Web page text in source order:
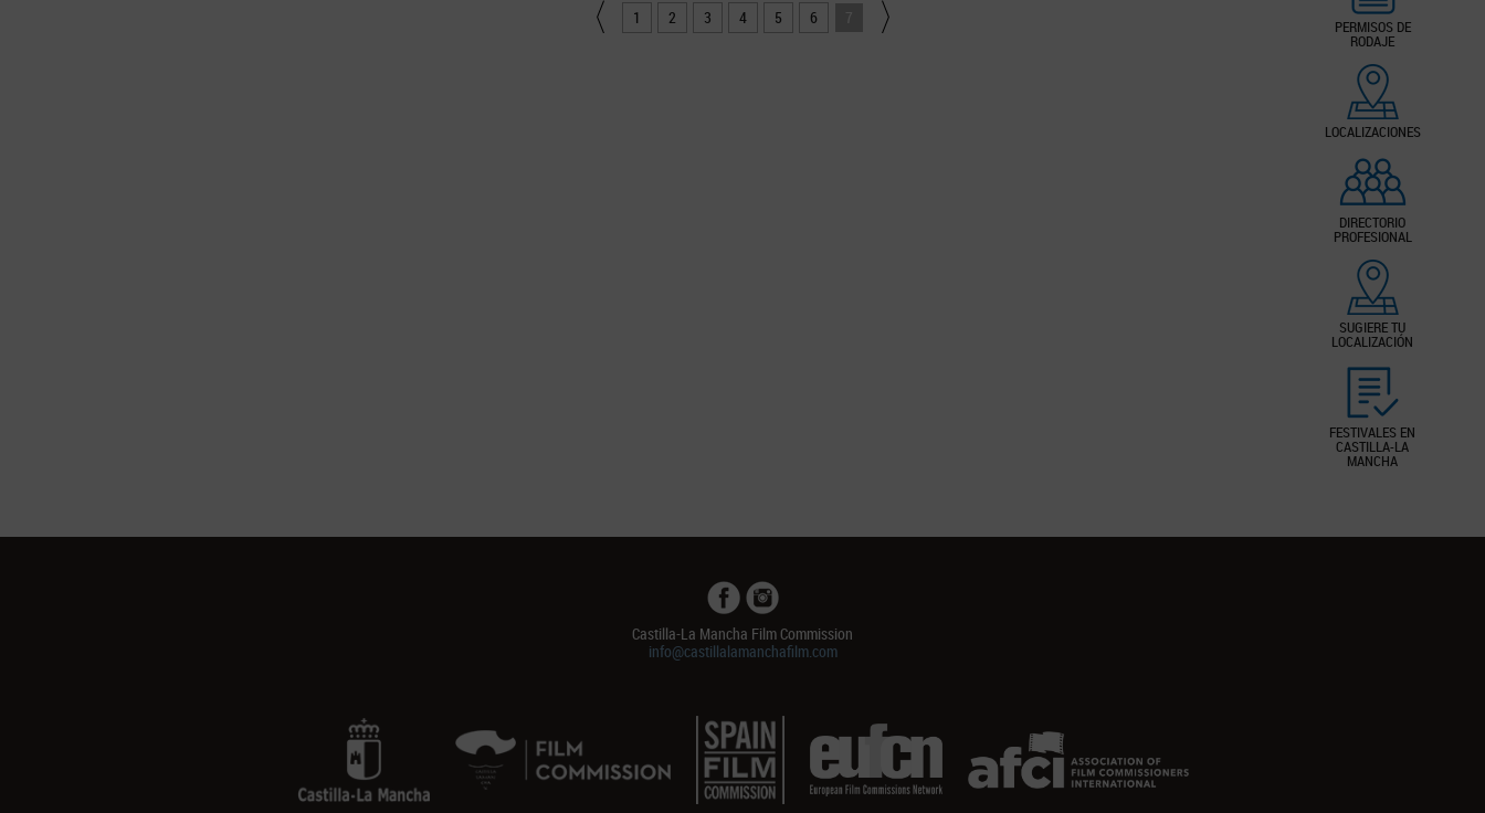
PERMISOS DE
RODAJE
LOCALIZACIONES
DIRECTORIO
PROFESIONAL
SUGIERE TU
LOCALIZACIÓN
FESTIVALES EN
CASTILLA-LA
MANCHA
1 2 3 4 5 6 7
Castilla-La Mancha Film Commission
info@castillalamanchafilm.com